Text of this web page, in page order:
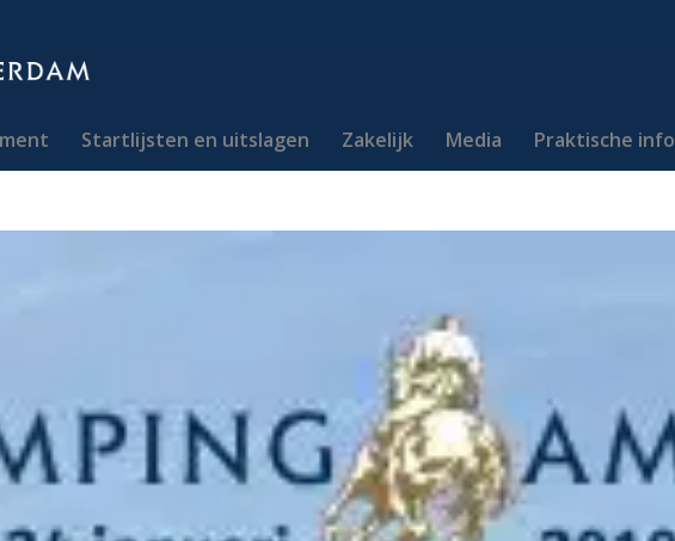
Startlijsten en uitslagen Zakelijk Media Praktische info